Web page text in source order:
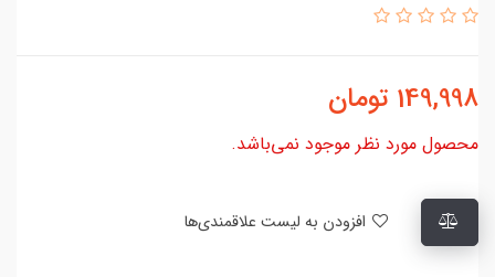
149,998 تومان
محصول مورد نظر موجود نمی‌باشد.